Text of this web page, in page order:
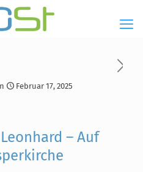
Shift + S
+ K
Februar 17, 2025
– Auf